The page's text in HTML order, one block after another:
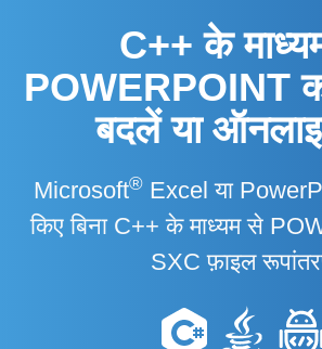
C++ के
POWERPOINT
बदलें या
Microsoft®Excel या
किए बिना C++ के माध्यम से
SXC फ़ाइल